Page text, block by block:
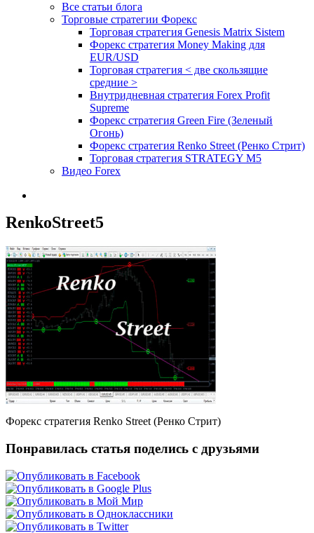
Все статьи блога
Торговые стратегии Форекс
Торговая стратегия Genesis Matrix Sistem
Форекс стратегия Money Making для
EUR/USD
Торговая стратегия < две скользящие
средние >
Внутридневная стратегия Forex Profit
Supreme
Форекс стратегия Green Fire (Зеленый
Огонь)
Форекс стратегия Renko Street (Ренко Стрит)
Торговая стратегия STRATEGY M5
Видео Forex
RenkoStreet5
Форекс стратегия Renko Street (Ренко Стрит)
Понравилась статья поделись с друзьями